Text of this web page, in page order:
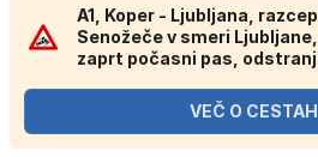
A1, Koper - Ljubljana,
Senožeče v smeri
zaprt počasni pas,
VEČ O CESTAH